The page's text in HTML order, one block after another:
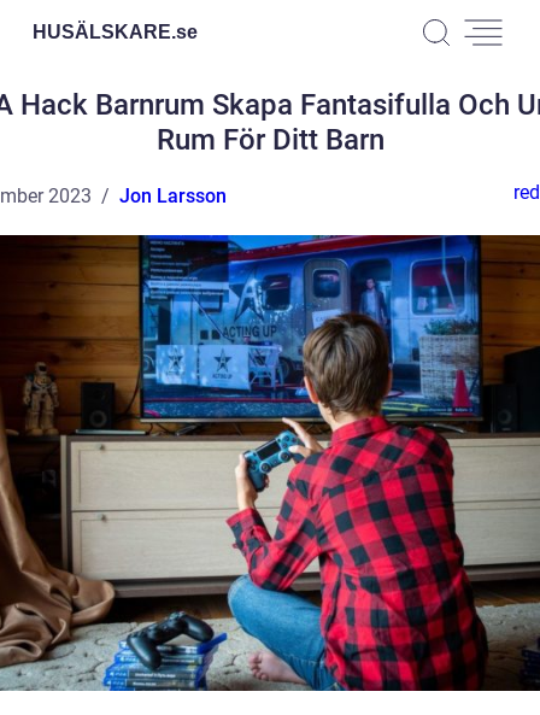
HUSÄLSKARE.se
Hack Barnrum Skapa Fantasifulla Och
Rum För Ditt Barn
2023 Jon Larsson